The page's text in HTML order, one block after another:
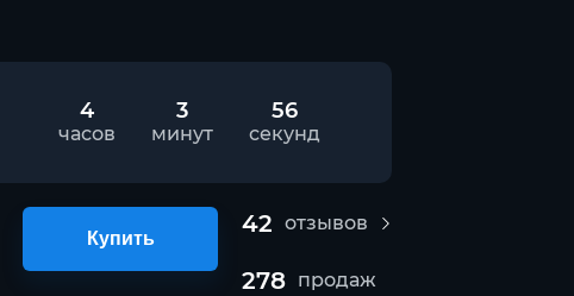
4
часов
3
минут
55
секунд
Купить
42 отзывов
278 продаж